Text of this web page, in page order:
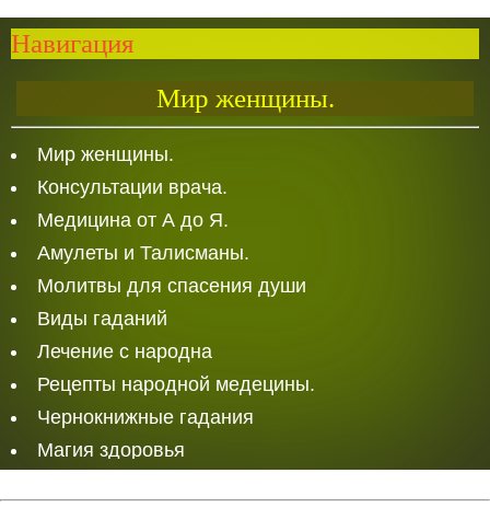
Навигация
Мир женщины.
Мир женщины.
Консультации врача.
Медицина от А до Я.
Амулеты и Талисманы.
Молитвы для спасения души
Виды гаданий
Лечение с народна
Рецепты народной медецины.
Чернокнижные гадания
Магия здоровья